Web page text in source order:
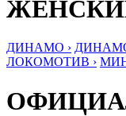
ДИНАМО ›
ЛОКОМОТИВ ›